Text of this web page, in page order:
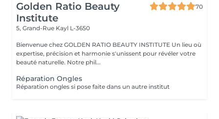
Golden Ratio Beauty
Institute
70
5, Grand-Rue Kayl L-3650
Bienvenue chez GOLDEN RATIO BEAUTY INSTITUTE Un lieu où
expertise, précision et harmonie s'unissent pour révéler votre
beauté naturelle. Notre phil...
Réparation Ongles
Réparation ongles si pose faite dans un autre institut